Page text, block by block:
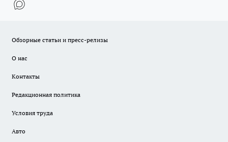
Обзорные статьи и пресс-релизы
О нас
Контакты
Редакционная политика
Условия труда
Авто